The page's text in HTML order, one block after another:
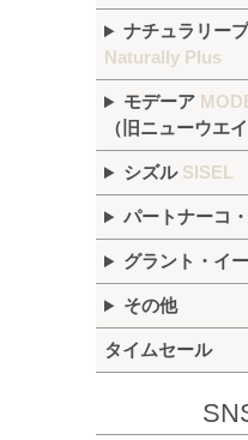
ナチュラリー
Naturally Plus
モデーア
（旧ニューウエイ
シズル SISEL
パートナーコ
グラント・イ
その他
タイムセール